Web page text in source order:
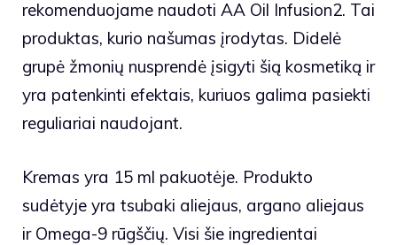
rekomenduojame naudoti AA Oil Infusion2. Tai
produktas, kurio našumas įrodytas. Didelė
grupė žmonių nusprendė įsigyti šią kosmetiką ir
yra patenkinti efektais, kuriuos galima pasiekti
reguliariai naudojant.
Kremas yra 15 ml pakuotėje. Produkto
sudėtyje yra tsubaki aliejaus, argano aliejaus
ir Omega-9 rūgščių. Visi šie ingredientai